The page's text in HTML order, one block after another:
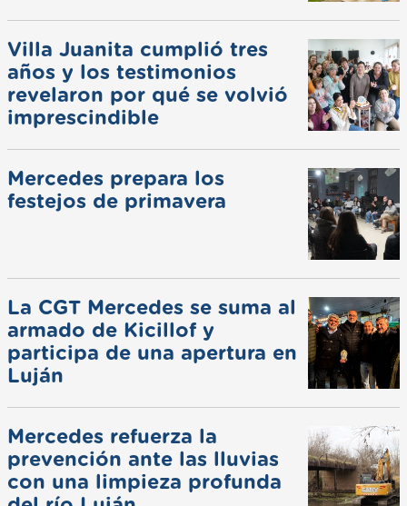
Villa Juanita cumplió tres
años y los testimonios
revelaron por qué se volvió
imprescindible
Mercedes prepara los
festejos de primavera
La CGT Mercedes se suma al
armado de Kicillof y
participa de una apertura en
Luján
Mercedes refuerza la
prevención ante las lluvias
con una limpieza profunda